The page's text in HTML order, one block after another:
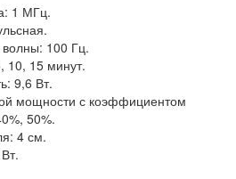
1 МГц.
100 Гц.
10, 15 минут.
9,6 Вт.
мощности с коэффициентом
50%.
4 см.